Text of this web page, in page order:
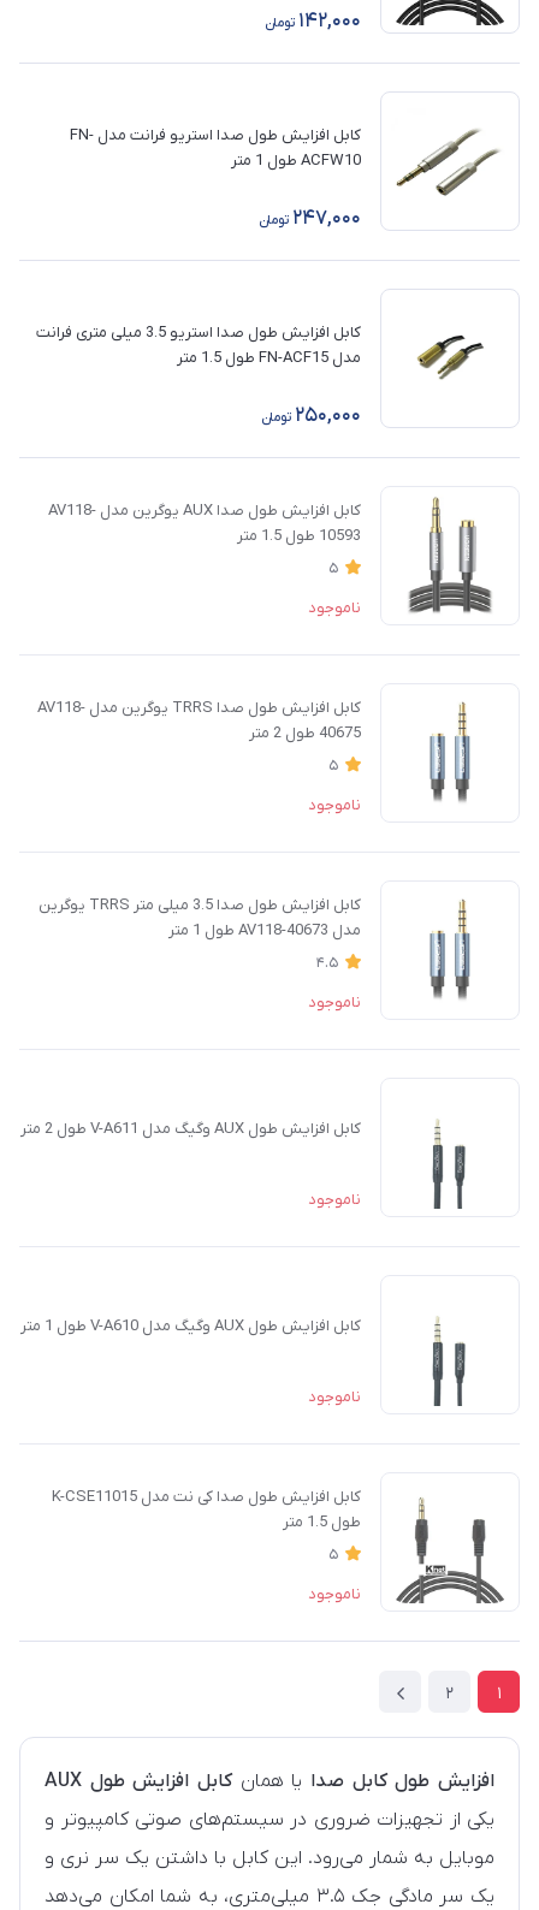
142,000 تومان
کابل افزایش طول صدا استریو فرانت مدل FN-
ACFW10 طول 1 متر
247,000 تومان
کابل افزایش طول صدا استریو 3.5 میلی متری فرانت
مدل FN-ACF15 طول 1.5 متر
250,000 تومان
کابل افزایش طول صدا AUX یوگرین مدل AV118-
10593 طول 1.5 متر
5
ناموجود
کابل افزایش طول صدا TRRS یوگرین مدل AV118-
40675 طول 2 متر
5
ناموجود
کابل افزایش طول صدا 3.5 میلی متر TRRS یوگرین
مدل AV118-40673 طول 1 متر
4.5
ناموجود
کابل افزایش طول AUX وگیگ مدل V-A611 طول 2 متر
ناموجود
کابل افزایش طول AUX وگیگ مدل V-A610 طول 1 متر
ناموجود
کابل افزایش طول صدا کی نت مدل K-CSE11015
طول 1.5 متر
5
ناموجود
1
2
افزایش طول کابل صدا یا همانکابل افزایش طول AUX
یکی از تجهیزات ضروری در سیستم‌های صوتی کامپیوتر و
موبایل به شمار می‌رود. این کابل با داشتن یک سر نری و
یک سر مادگی جک ۳.۵ میلی‌متری، به شما امکان می‌دهد